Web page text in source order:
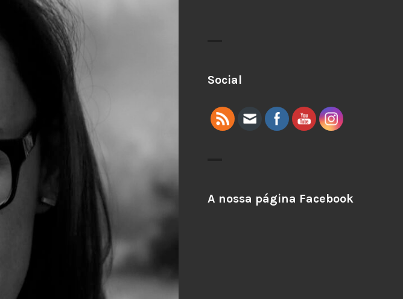
Social
A nossa página Facebook